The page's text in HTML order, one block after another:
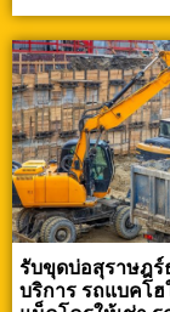
รับขุดบ่อสุราษฎร์
บริการ รถแบคโฮ